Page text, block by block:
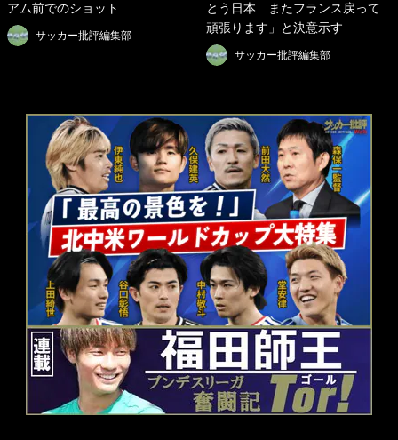
アム前でのショット
サッカー批評編集部
とう日本 またフランス戻って
頑張ります」と決意示す
サッカー批評編集部